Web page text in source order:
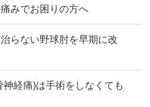
みでお困りの方へ
らない野球肘を早期に改
経痛)は手術をしなくても